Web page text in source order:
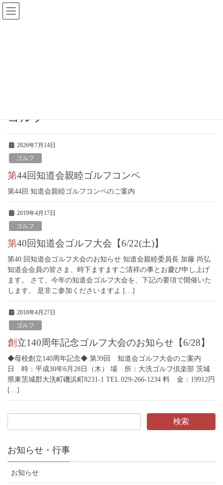
ゴルフ
2026年7月14日
ゴルフ
第44回知道会親睦ゴルフコンペ
第44回 知道会親睦ゴルフコンペのご案内
2019年4月17日
ゴルフ
第40回知道会ゴルフ大会【6/22(土)】
第40 回知道会ゴルフ大会のお知らせ 知道会親睦委員長 加藤 尚弘
知道会会員の皆さま、時下ますますご清祥の事とお慶び申し上げ
ます。 さて、今年の知道会ゴルフ大会を、下記の要項で開催いた
します。 是非ご参加くださいますよ […]
2018年4月27日
ゴルフ
創立140周年記念ゴルフ大会のお知らせ【6/28】
◆母校創立140周年記念◆ 第39回 知道会ゴルフ大会のご案内
日 時：平成30年6月28日（木） 場 所：大洗ゴルフ倶楽部 茨城
県東茨城郡大洗町磯浜町8231-1 TEL 029-266-1234 料 金：19912円
[…]
お知らせ・行事
お知らせ